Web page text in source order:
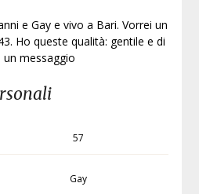
e Gay e vivo a Bari. Vorrei un
Ho queste qualità: gentile e di
messaggio
57
Gay